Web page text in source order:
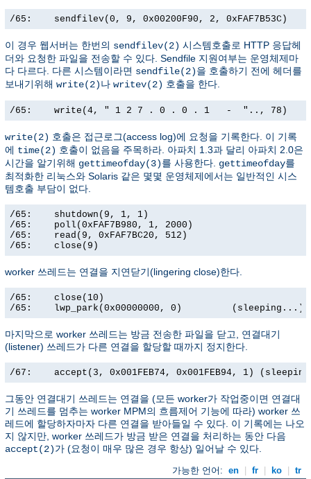
/65:    sendfilev(0, 9, 0x00200F90, 2, 0xFAF7B53C)
이 경우 웹서버는 한번의 sendfilev(2) 시스템호출로 HTTP 응답헤
더와 요청한 파일을 전송할 수 있다. Sendfile 지원여부는 운영체제마
다 다르다. 다른 시스템이라면 sendfile(2)을 호출하기 전에 헤더를
보내기위해 write(2)나 writev(2) 호출을 한다.
/65:    write(4, " 1 2 7 . 0 . 0 . 1   -  ".., 78)
write(2) 호출은 접근로그(access log)에 요청을 기록한다. 이 기록
에 time(2) 호출이 없음을 주목하라. 아파치 1.3과 달리 아파치 2.0은
시간을 알기위해 gettimeofday(3)를 사용한다. gettimeofday를
최적화한 리눅스와 Solaris 같은 몇몇 운영체제에서는 일반적인 시스
템호출 부담이 없다.
/65:    shutdown(9, 1, 1)
/65:    poll(0xFAF7B980, 1, 2000)
/65:    read(9, 0xFAF7BC20, 512)
/65:    close(9)
worker 쓰레드는 연결을 지연닫기(lingering close)한다.
/65:    close(10)
/65:    lwp_park(0x00000000, 0)         (sleeping...)
마지막으로 worker 쓰레드는 방금 전송한 파일을 닫고, 연결대기
(listener) 쓰레드가 다른 연결을 할당할 때까지 정지한다.
/67:    accept(3, 0x001FEB74, 0x001FEB94, 1)
그동안 연결대기 쓰레드는 연결을 (모든 worker가 작업중이면 연결대
기 쓰레드를 멈추는 worker MPM의 흐름제어 기능에 따라) worker 쓰
레드에 할당하자마자 다른 연결을 받아들일 수 있다. 이 기록에는 나오
지 않지만, worker 쓰레드가 방금 받은 연결을 처리하는 동안 다음
accept(2)가 (요청이 매우 많은 경우 항상) 일어날 수 있다.
가능한 언어: en fr ko tr